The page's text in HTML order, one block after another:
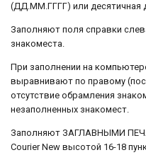
(ДД.ММ.ГГГГ) или десятичная
Заполняют поля справки
знакоместа.
При заполнении на
выравнивают по правому
отсутствие обрамления
незаполненных знакомест.
Заполняют ЗАГЛАВНЫМИ
Courier New высотой 16-18